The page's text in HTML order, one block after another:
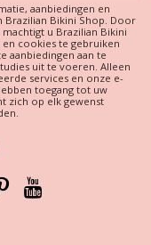
aanbiedingen en
Brazilian Bikini Shop. Door
u Brazilian Bikini
cookies te gebruiken
aanbiedingen aan te
uit te voeren. Alleen
services en onze e-
toegang tot uw
zich op elk gewenst